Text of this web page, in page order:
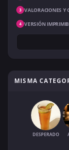
3 VALORACIONES Y
4 VERSIÓN
MISMA
DESPERADO